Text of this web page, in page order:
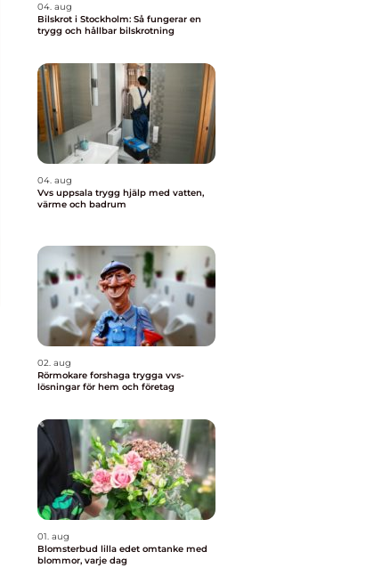
04. aug
Bilskrot i Stockholm: Så fungerar en
trygg och hållbar bilskrotning
04. aug
Vvs uppsala trygg hjälp med vatten,
värme och badrum
02. aug
Rörmokare forshaga trygga vvs-
lösningar för hem och företag
01. aug
Blomsterbud lilla edet omtanke med
blommor, varje dag